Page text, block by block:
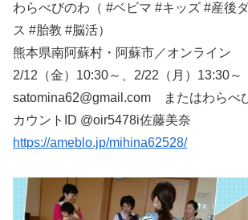
わらべびのわ（ #ベビマ #キッズ #産後
ス #胎教 #脳活）
熊本県南阿蘇村・阿蘇市／オンライン
2/12（金）10:30～、2/22（月）13:30～
satomina62@gmail.com またはわらべ
カウントID @oir5478i佐藤美奈
https://ameblo.jp/mihina62528/